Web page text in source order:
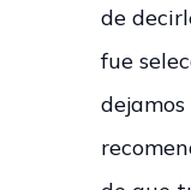
de
fue